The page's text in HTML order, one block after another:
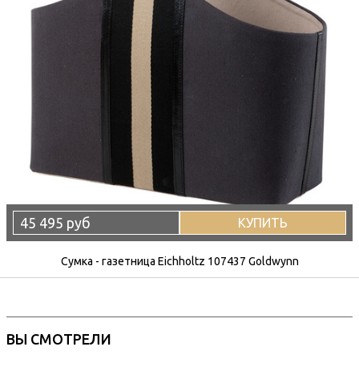
45 495 руб КУПИТЬ
Сумка - газетница Eichholtz 107437 Goldwynn
ВЫ СМОТРЕЛИ